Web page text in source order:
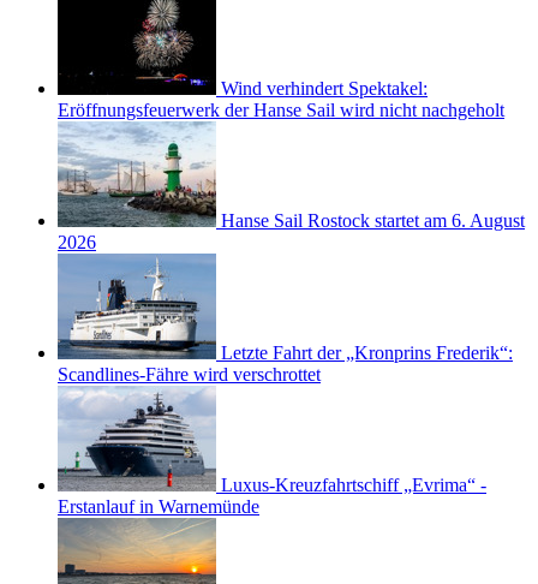
Wind verhindert Spektakel:
Eröffnungsfeuerwerk der Hanse Sail wird nicht nachgeholt
Hanse Sail Rostock startet am 6. August
2026
Letzte Fahrt der „Kronprins Frederik“:
Scandlines-Fähre wird verschrottet
Luxus-Kreuzfahrtschiff „Evrima“ -
Erstanlauf in Warnemünde